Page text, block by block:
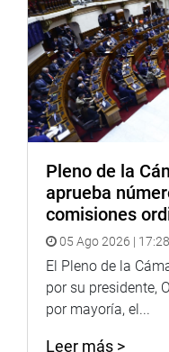
puesta en valor de los
Puno.
OFICINA DE
INSTITUCIONAL
Pleno de la
aprueba
comisiones
05 Ago 2026 |
El Pleno de la
por su presidente,
por mayoría, el...
Leer más >